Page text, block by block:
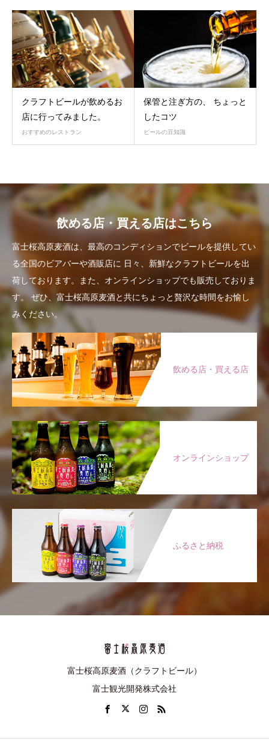
クラフトビールが飲めるお
店に行ってみました。
おすすめのレストラン
保管と注ぎ方の、 ちょっと
したコツ
ビールの豆知識
飲める店・買える店はこちら
富士桜高原麦酒は、最高のコンディションでビールを提供してい
る全国のビアバーや酒販店に 日々、新鮮なクラフトビールを出
荷しております。また、オンラインショップでも販売しておりま
す。ぜひ、富士桜高原麦酒と共にちょっと贅沢な時間をお愉し
みください。
飲める店・買える店
オンラインショップ
ふるさと納税
富士桜高原麦酒（クラフトビール）
富士観光開発株式会社